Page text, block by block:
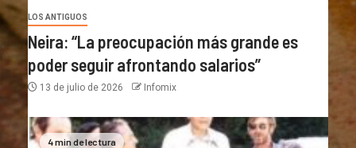
LOS ANTIGUOS
Neira: “La preocupación más grande es
poder seguir afrontando salarios”
13 de julio de 2026 Infomix
4 min de lectura